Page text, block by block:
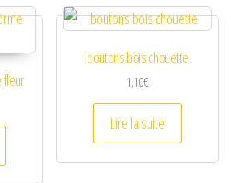
fleur
boutons bois chouette
1,10€
Lire la suite